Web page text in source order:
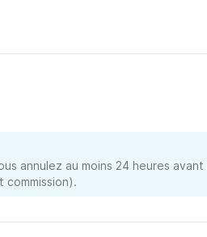
annulez au moins 24 heures